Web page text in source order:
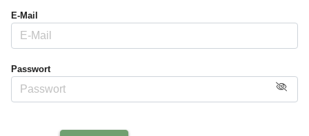
Dictionary
Forum
Englisch
E-Mail
Passwort